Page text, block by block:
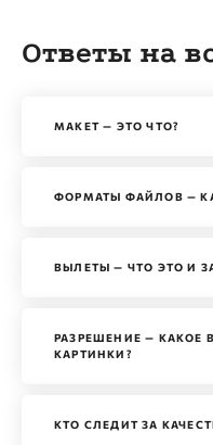
Ответы на
МАКЕТ — ЭТО ЧТО?
ФОРМАТЫ ФАЙЛОВ —
ВЫЛЕТЫ — ЧТО ЭТО И
РАЗРЕШЕНИЕ — КАКОЕ
КАРТИНКИ?
КТО СЛЕДИТ ЗА